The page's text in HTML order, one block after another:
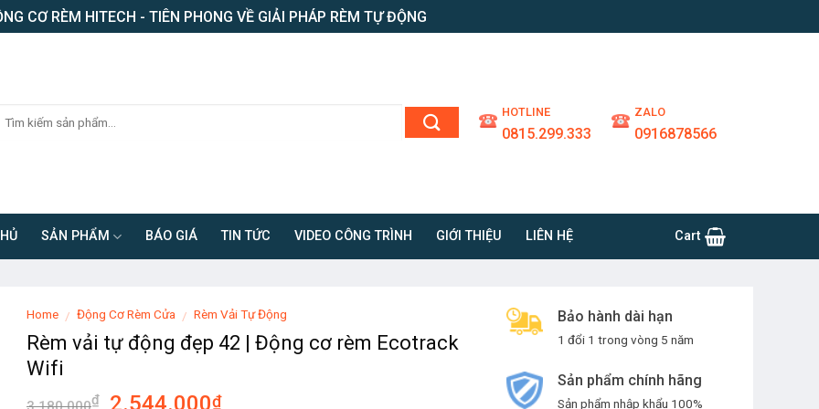
CƠ RÈM HITECH - TIÊN PHONG VỀ GIẢI PHÁP RÈM TỰ ĐỘNG
HOTLINE
0815.299.333
ZALO
0916878566
SẢN PHẨM BÁO GIÁ TIN TỨC VIDEO CÔNG TRÌNH GIỚI THIỆU LIÊN HỆ Cart
Home / Động Cơ Rèm Cửa / Rèm Vải Tự Động
Rèm vải tự động đẹp 42 | Động cơ rèm Ecotrack
Wifi
₫ 2.544.000₫
Bảo hành dài hạn
1 đổi 1 trong vòng 5 năm
Sản phẩm chính hãng
Sản phẩm nhập khẩu 100%